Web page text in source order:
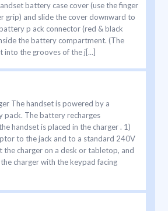
battery case cover (use the finger
grip) and slide the cover downward to
p ack connector (red & black
the battery compartment. (The
into the grooves of the j[...]
The handset is powered by a
pack. The battery recharges
handset is placed in the charger . 1)
to the jack and to a standard 240V
the charger on a desk or tabletop, and
charger with the keypad facing